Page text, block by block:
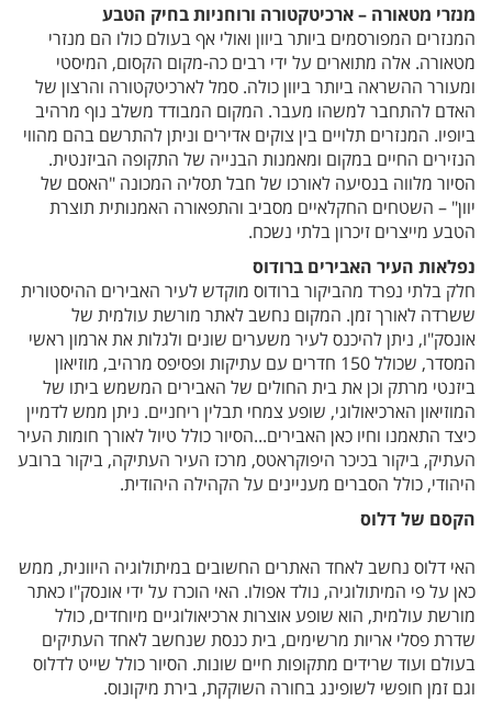
מנזרי מטאורה – ארכיטקטורה ורוחניות בחיק הטבע
המנזרים המפורסמים ביותר ביוון ואולי אף בעולם כולו הם מנזרי
מטאורה. אלה מתוארים על ידי רבים כה-מקום הקסום, המיסטי
ומעורר ההשראה ביותר ביוון כולה. סמל לארכיטקטורה והרצון של
האדם להתחבר למשהו מעבר. המקום המבודד משלב נוף מרהיב
ביופיו. המנזרים תלויים בין צוקים אדירים וניתן להתרשם בהם מהווי
הנזירים החיים במקום ומאמנות הבנייה של התקופה הביזנטית.
הסיור מלווה בנסיעה לאורכו של חבל תסליה המכונה "האסם של
יוון" – השטחים החקלאיים מסביב והתפאורה האמנותית תוצרת
הטבע מייצרים זיכרון בלתי נשכח.
נפלאות העיר האבירים ברודוס
חלק בלתי נפרד מהביקור ברודוס מוקדש לעיר האבירים ההיסטורית
ששרדה לאורך זמן. המקום נחשב לאתר מורשת עולמית של
אונסק"ו, ניתן להיכנס לעיר משערים שונים ולגלות את ארמון ראשי
המסדר, שכולל 150 חדרים עם עתיקות ופסיפס מרהיב, מוזיאון
ביזנטי מרתק וכן את בית החולים של האבירים המשמש ביתו של
המוזיאון הארכיאולוגי, שופע צמחי תבלין ריחניים. ניתן ממש לדמיין
כיצד התאמנו וחיו כאן האבירים...הסיור כולל טיול לאורך חומות העיר
העתיק, ביקור בכיכר היפוקראטס, מרכז העיר העתיקה, ביקור ברובע
היהודי, כולל הסברים מעניינים על הקהילה היהודית.
הקסם של דלוס
האי דלוס נחשב לאחד האתרים החשובים במיתולוגיה היוונית, ממש
כאן על פי המיתולוגיה, נולד אפולו. האי הוכרז על ידי אונסק"ו כאתר
מורשת עולמית, הוא שופע אוצרות ארכיאולוגיים מיוחדים, כולל
שדרת פסלי אריות מרשימים, בית כנסת שנחשב לאחד העתיקים
בעולם ועוד שרידים מתקופות חיים שונות. הסיור כולל שייט לדלוס
וגם זמן חופשי לשופינג בחורה השוקקת, בירת מיקונוס.